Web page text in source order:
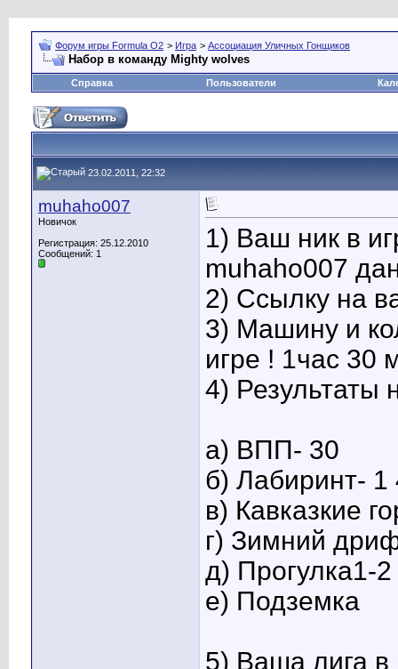
Форум игры Formula O2 > Игра > Ассоциация Уличных Гонщиков
Набор в команду Mighty wolves
Справка Пользователи
23.02.2011, 22:32
muhaho007
Новичок
Регистрация: 25.12.2010
Сообщений: 1
1) Ваш ник в
muhaho007
2) Ссылку на
3) Машину и
игре ! 1час 30
4) Результаты
а) ВПП- 30
б) Лабиринт- 1
в) Кавказкие
г) Зимний
д) Прогулка1-
е) Подземка
5) Ваша лига в